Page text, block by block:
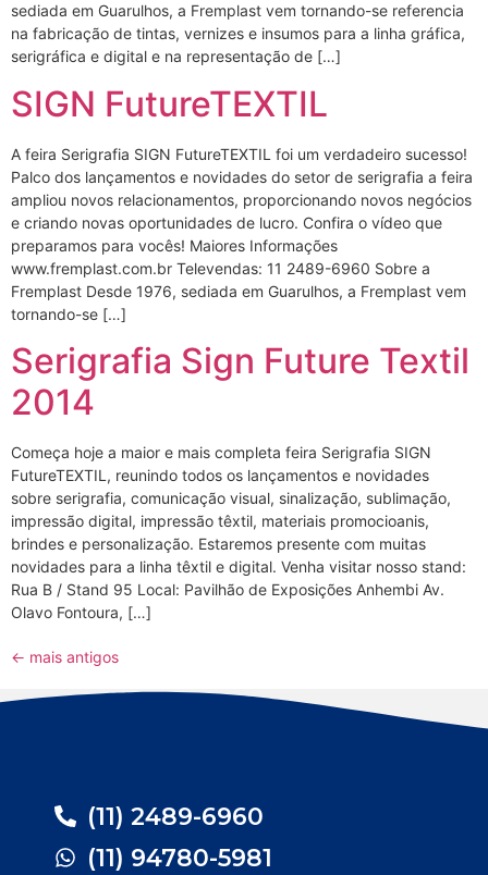
sediada em Guarulhos, a Fremplast vem tornando-se referencia
na fabricação de tintas, vernizes e insumos para a linha gráfica,
serigráfica e digital e na representação de […]
SIGN FutureTEXTIL
A feira Serigrafia SIGN FutureTEXTIL foi um verdadeiro sucesso!
Palco dos lançamentos e novidades do setor de serigrafia a feira
ampliou novos relacionamentos, proporcionando novos negócios
e criando novas oportunidades de lucro. Confira o vídeo que
preparamos para vocês! Maiores Informações
www.fremplast.com.br Televendas: 11 2489-6960 Sobre a
Fremplast Desde 1976, sediada em Guarulhos, a Fremplast vem
tornando-se […]
Serigrafia Sign Future Textil
2014
Começa hoje a maior e mais completa feira Serigrafia SIGN
FutureTEXTIL, reunindo todos os lançamentos e novidades
sobre serigrafia, comunicação visual, sinalização, sublimação,
impressão digital, impressão têxtil, materiais promocioanis,
brindes e personalização. Estaremos presente com muitas
novidades para a linha têxtil e digital. Venha visitar nosso stand:
Rua B / Stand 95 Local: Pavilhão de Exposições Anhembi Av.
Olavo Fontoura, […]
← mais antigos
(11) 2489-6960
(11) 94780-5981